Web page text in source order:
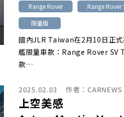
Range Rover Range Rover
限量版
國內JLR Taiwan在2月10日正
艦限量車款：Range Rover
款…
2025.02.03 作者： CARNEWS
上空美感